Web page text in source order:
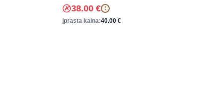
38.00 € !
Įprasta kaina:40.00 €